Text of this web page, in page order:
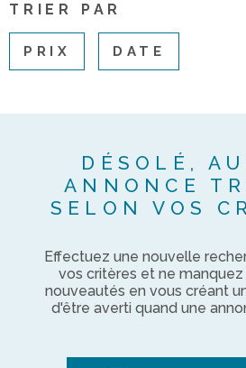
TRIER PAR
PRIX DATE
DÉSOLÉ,
ANNONCE
SELON VOS
Effectuez une nouvelle
vos critères et ne
nouveautés en vous créant
d'être averti quand une